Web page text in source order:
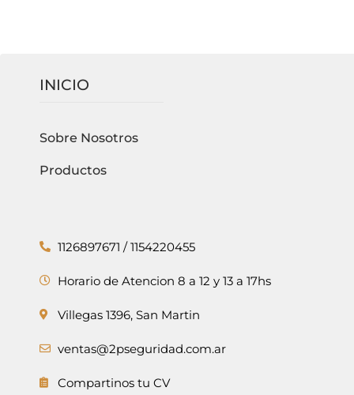
INICIO
Sobre Nosotros
Productos
1126897671 / 1154220455
Horario de Atencion 8 a 12 y 13 a 17hs
Villegas 1396, San Martin
ventas@2pseguridad.com.ar
Compartinos tu CV